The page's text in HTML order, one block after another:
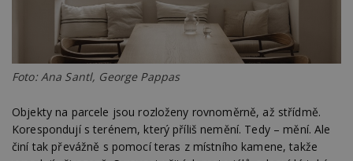
Foto: Ana Santl, George Pappas
Objekty na parcele jsou rozloženy rovnoměrně, až střídmě.
Korespondují s terénem, který příliš nemění. Tedy – mění. Ale
činí tak převážně s pomocí teras z místního kamene, takže